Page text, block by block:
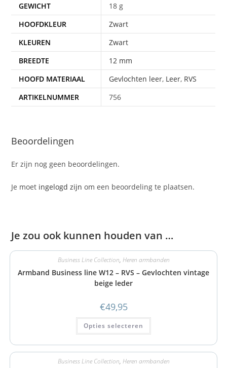
GEWICHT
18 g
HOOFDKLEUR
Zwart
KLEUREN
Zwart
BREEDTE
12 mm
HOOFD MATERIAAL
Gevlochten leer, Leer, RVS
ARTIKELNUMMER
756
Beoordelingen
Er zijn nog geen beoordelingen.
Je moet ingelogd zijn om een beoordeling te plaatsen.
Je zou ook kunnen houden van …
Business Line Collection, Heren armbanden
Armband Business line W12 – RVS – Gevlochten vintage
beige leder
€49,95
Opties selecteren
Business Line Collection, Heren armbanden